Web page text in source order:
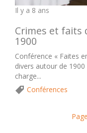
Il y a 8 ans
Crimes et faits
1900
Conférence « Faites
divers autour de
charge...
Conférences